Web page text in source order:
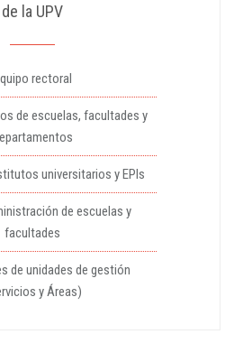
de la UPV
rectoral
de escuelas, facultades y
universitarios y EPIs
de escuelas y
facultades
de unidades de gestión
y Áreas)